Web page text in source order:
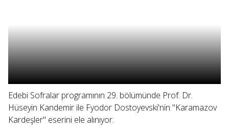
Edebi Sofralar programının 29. bölümünde Prof. Dr.
Hüseyin Kandemir ile Fyodor Dostoyevski'nin "Karamazov
Kardeşler" eserini ele alınıyor.